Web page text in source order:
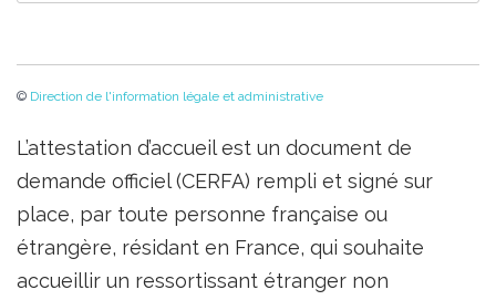
© Direction de l'information légale et administrative
L’attestation d’accueil est un document de
demande officiel (CERFA) rempli et signé sur
place, par toute personne française ou
étrangère, résidant en France, qui souhaite
accueillir un ressortissant étranger non